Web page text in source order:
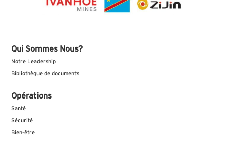
Qui Sommes Nous?
Notre Leadership
Bibliothèque de documents
Opérations
Santé
Sécurité
Bien-être